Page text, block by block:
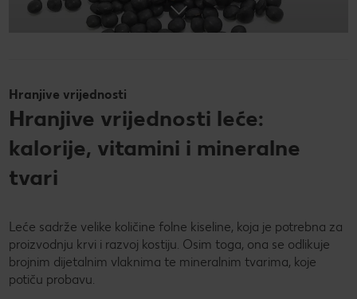
Hranjive vrijednosti
Hranjive vrijednosti leće:
kalorije, vitamini i mineralne
tvari
Leće sadrže velike količine folne kiseline, koja je potrebna za
proizvodnju krvi i razvoj kostiju. Osim toga, ona se odlikuje
brojnim dijetalnim vlaknima te mineralnim tvarima, koje
potiču probavu.